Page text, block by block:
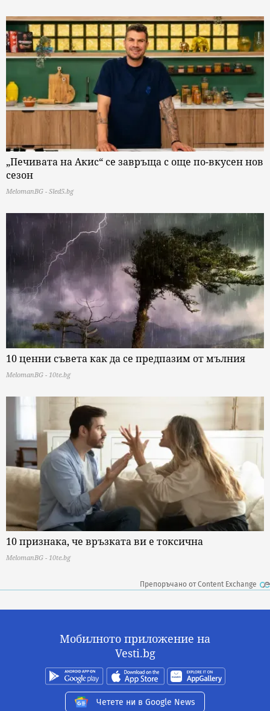
„Печивата на Акис“ се завръща с още по-вкусен нов
сезон
MelomanBG - Sled5.bg
10 ценни съвета как да се предпазим от мълния
MelomanBG - 10te.bg
10 признака, че връзката ви е токсична
MelomanBG - 10te.bg
Препоръчано от Content Exchange
Мобилното приложение на
Vesti.bg
Четете ни в Google News